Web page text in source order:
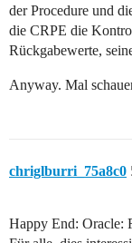
der Procedure und
die CRPE die
Rückgabewerte,
Anyway. Mal
chriglburri_75a8c0
Happy End: Oracle: